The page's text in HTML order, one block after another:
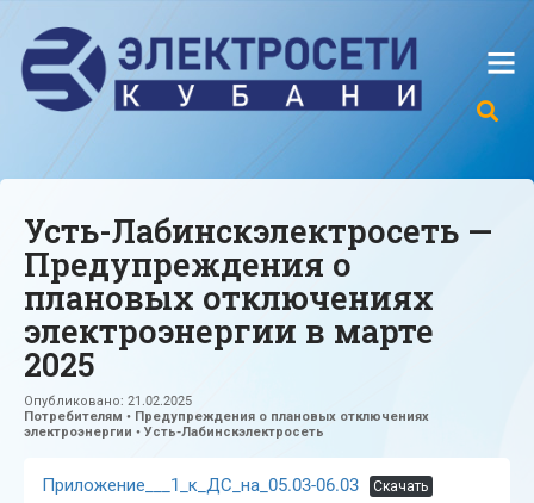
Усть-Лабинскэлектросеть —
Предупреждения о
плановых отключениях
электроэнергии в марте
2025
Опубликовано: 21.02.2025
Потребителям • Предупреждения о плановых отключениях
электроэнергии • Усть-Лабинскэлектросеть
Приложение___1_к_ДС_на_05.03-06.03 Скачать